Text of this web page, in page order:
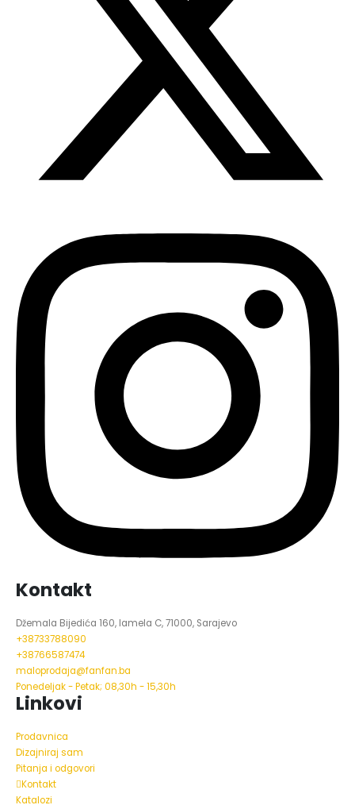
Kontakt
Džemala Bijedića 160, lamela C, 71000, Sarajevo
+38733788090
+38766587474
maloprodaja@fanfan.ba
Ponedeljak - Petak; 08,30h - 15,30h
Linkovi
Prodavnica
Dizajniraj sam
Pitanja i odgovori
Kontakt
Katalozi